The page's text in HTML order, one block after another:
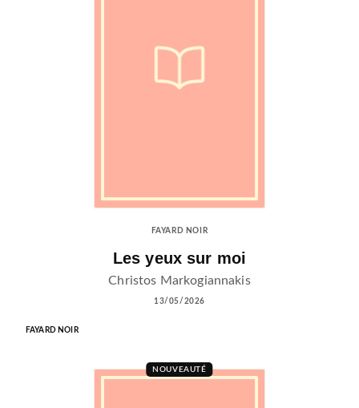
FAYARD NOIR
Les yeux sur moi
Christos Markogiannakis
13/05/2026
FAYARD NOIR
NOUVEAUTÉ